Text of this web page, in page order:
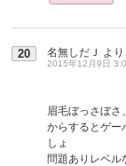
20 名無しだＪ より
2015年12月9日
眉毛ぼっさぼさ
からするとゲー
しょ
問題ありレベル